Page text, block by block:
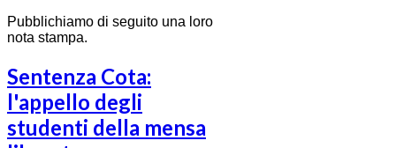
Pubblichiamo di seguito una loro
nota stampa.
Sentenza Cota:
l'appello degli
studenti della mensa